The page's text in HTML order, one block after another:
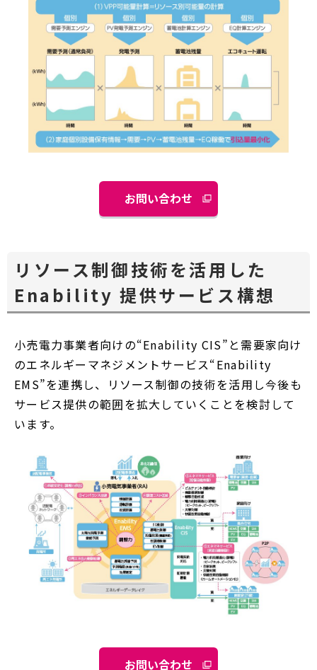
お問い合わせ
リソース制御技術を活用した
Enability 提供サービス構想
小売電力事業者向けの“Enability CIS”と需要家向け
のエネルギーマネジメントサービス“Enability
EMS”を連携し、リソース制御の技術を活用し今後も
サービス提供の範囲を拡大していくことを検討して
います。
お問い合わせ